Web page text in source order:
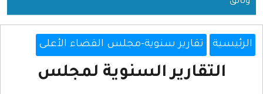
الرئيسية تقارير سنوية-مجلس القضاء الأعلى
التقارير السنوية لمجلس